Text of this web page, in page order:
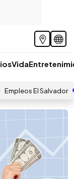
Vida
Empleos El Salvador